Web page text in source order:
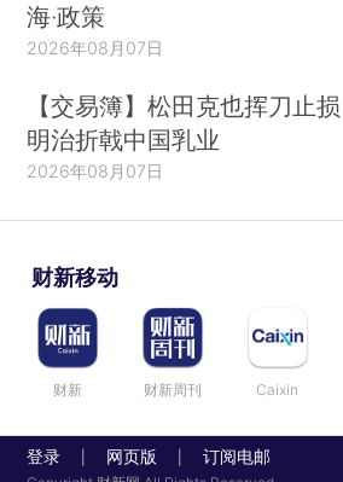
海·政策
2026年08月07日
【交易簿】松田克也挥刀止损
明治折戟中国乳业
2026年08月07日
财新移动
财新 财新周刊 Caixin
登录 网页版 订阅电邮